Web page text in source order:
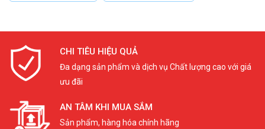
CHI TIÊU HIỆU QUẢ
Đa dạng sản phẩm và dịch vụ Chất lượng cao với giá
ưu đãi
AN TÂM KHI MUA SẮM
Sản phẩm, hàng hóa chính hãng